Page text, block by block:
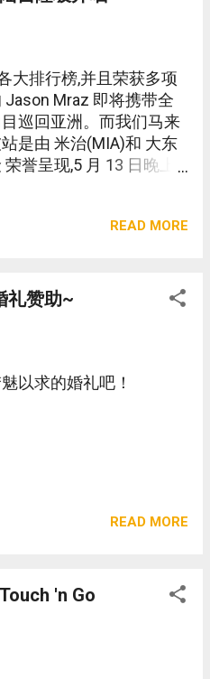
大排行榜,并且荣获多项
Jason Mraz 即将携带全
巡回亚洲。而我们马来
是由 米治(MIA)和 大东
誉呈现,5 月 13 日晚上
READ MORE
礼赞助~
以求的婚礼吧！
READ MORE
'n Go